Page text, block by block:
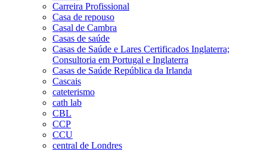
Carreira Profissional
Casa de repouso
Casal de Cambra
Casas de saúde
Casas de Saúde e Lares Certificados Inglaterra;
Consultoria em Portugal e Inglaterra
Casas de Saúde República da Irlanda
Cascais
cateterismo
cath lab
CBL
CCP
CCU
central de Londres